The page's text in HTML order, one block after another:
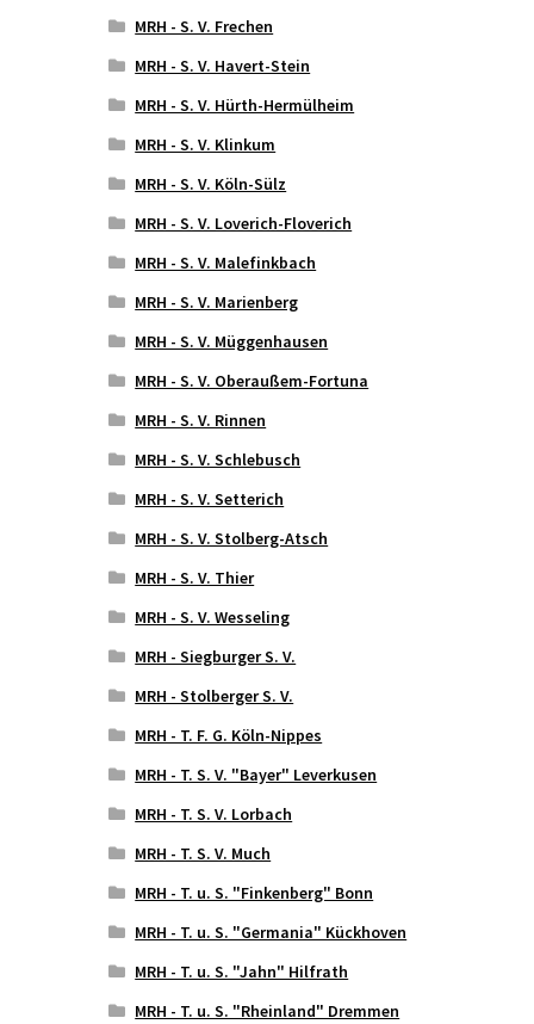
MRH - S. V. Frechen
MRH - S. V. Havert-Stein
MRH - S. V. Hürth-Hermülheim
MRH - S. V. Klinkum
MRH - S. V. Köln-Sülz
MRH - S. V. Loverich-Floverich
MRH - S. V. Malefinkbach
MRH - S. V. Marienberg
MRH - S. V. Müggenhausen
MRH - S. V. Oberaußem-Fortuna
MRH - S. V. Rinnen
MRH - S. V. Schlebusch
MRH - S. V. Setterich
MRH - S. V. Stolberg-Atsch
MRH - S. V. Thier
MRH - S. V. Wesseling
MRH - Siegburger S. V.
MRH - Stolberger S. V.
MRH - T. F. G. Köln-Nippes
MRH - T. S. V. "Bayer" Leverkusen
MRH - T. S. V. Lorbach
MRH - T. S. V. Much
MRH - T. u. S. "Finkenberg" Bonn
MRH - T. u. S. "Germania" Kückhoven
MRH - T. u. S. "Jahn" Hilfrath
MRH - T. u. S. "Rheinland" Dremmen